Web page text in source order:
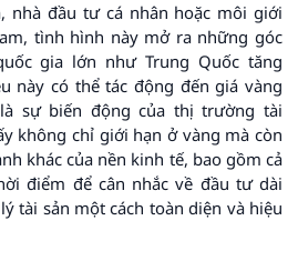
nhà đầu tư cá nhân hoặc môi giới
tình hình này mở ra những góc
gia lớn như Trung Quốc tăng
này có thể tác động đến giá vàng
sự biến động của thị trường tài
không chỉ giới hạn ở vàng mà còn
khác của nền kinh tế, bao gồm cả
điểm để cân nhắc về đầu tư dài
tài sản một cách toàn diện và hiệu